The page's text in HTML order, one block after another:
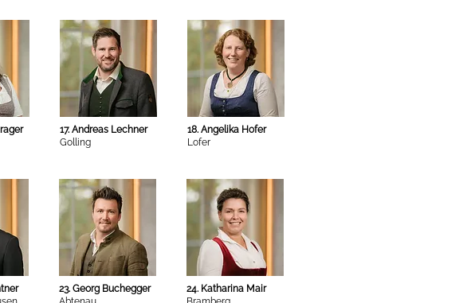
17. Andreas Lechner
Golling
18. Angelika Hofer
Lofer
23. Georg Buchegger
24. Katharina Mair